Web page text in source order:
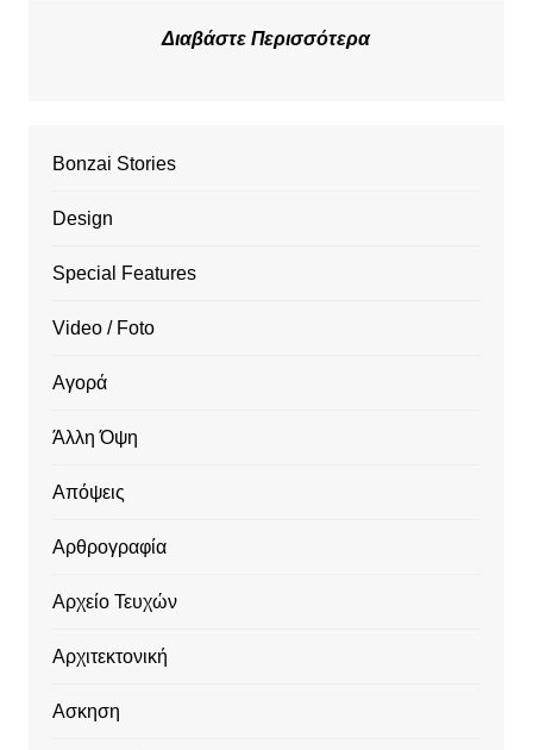
Διαβάστε Περισσότερα
Bonzai Stories
Design
Special Features
Video / Foto
Αγορά
Άλλη Όψη
Απόψεις
Αρθρογραφία
Αρχείο Τευχών
Αρχιτεκτονική
Ασκηση